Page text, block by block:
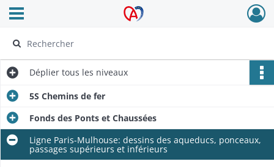
Archives Alsace - Colmar
Ouvrir le menu déroulant
Déplier tous les niveaux
5S Chemins de fer
Fonds des Ponts et Chaussées
Ligne Paris-Mulhouse: dessins des aqueducs, ponceaux,
passages supérieurs et inférieurs